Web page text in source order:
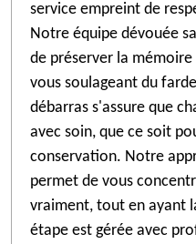
service empreint de
Notre équipe dévouée
de préserver la
vous soulageant du
débarras s'assure que
avec soin, que ce soit
conservation. Notre
permet de vous
vraiment, tout en ayant
étape est gérée avec